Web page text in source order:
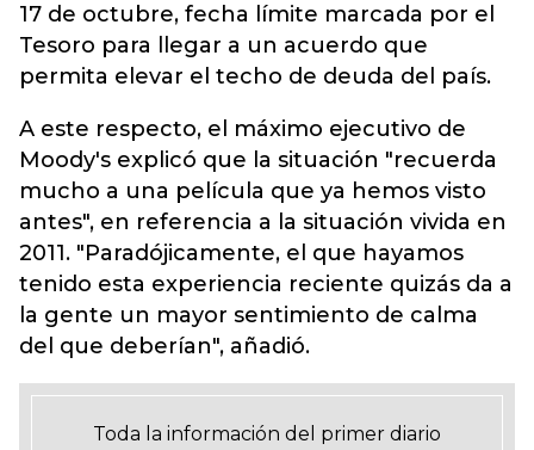
17 de octubre, fecha límite marcada por el
Tesoro para llegar a un acuerdo que
permita elevar el techo de deuda del país.
A este respecto, el máximo ejecutivo de
Moody's explicó que la situación "recuerda
mucho a una película que ya hemos visto
antes", en referencia a la situación vivida en
2011. "Paradójicamente, el que hayamos
tenido esta experiencia reciente quizás da a
la gente un mayor sentimiento de calma
del que deberían", añadió.
Toda la información del primer diario